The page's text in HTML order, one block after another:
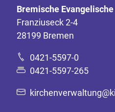
Bremische
Franziuseck 2-4
28199 Bremen
0421-5597-0
0421-5597-265